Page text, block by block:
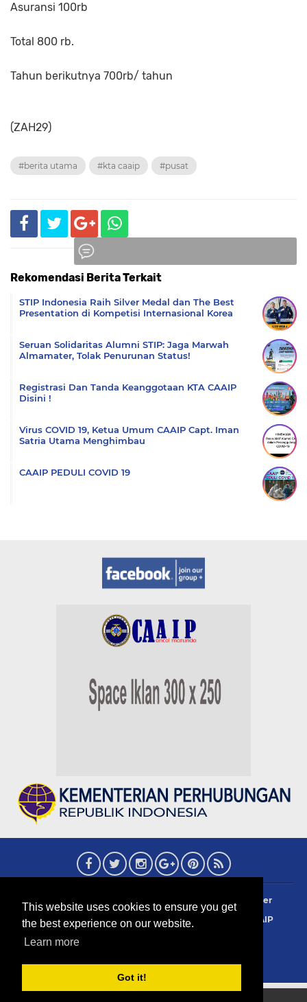
This website uses cookies to ensure you get
the best experience on our website.
Learn more
Got it!
Asuransi 100rb
Total 800 rb.
Tahun berikutnya 700rb/ tahun
(ZAH29)
#berita utama #kta caaip #pusat
Rekomendasi Berita Terkait
STIP Indonesia Raih Silver Medal dan The Best
Presentation di Kompetisi Internasional Korea
Seruan Solidaritas Alumni STIP: Jaga Marwah
Almamater, Tolak Penurunan Status!
Registrasi Dan Tanda Keanggotaan KTA CAAIP
Disini !
Virus COVID 19, Ketua Umum CAAIP Capt. Iman
Satria Utama Menghimbau
CAAIP PEDULI COVID 19
About Redaksi Contact
Disclaimer
Terms Of Use
Pedoman Siber Info Iklan Sejarah AIP